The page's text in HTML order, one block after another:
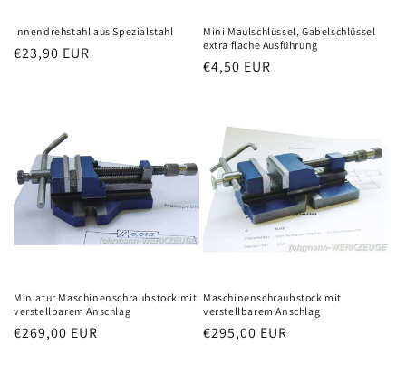
Innendrehstahl aus Spezialstahl
Normaler
€23,90 EUR
Mini Maulschlüssel, Gabelschlüssel
extra flache Ausführung
Normaler
€4,50 EUR
Miniatur Maschinenschraubstock mit
verstellbarem Anschlag
Normaler
€269,00 EUR
Maschinenschraubstock mit
verstellbarem Anschlag
Normaler
€295,00 EUR